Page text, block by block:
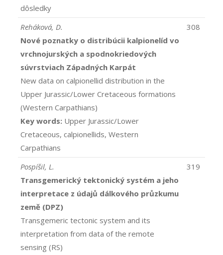
dôsledky
Reháková, D.
Nové poznatky o distribúcii kalpionelíd vo
vrchnojurských a spodnokriedových
súvrstviach Západných Karpát
New data on calpionellid distribution in the
Upper Jurassic/Lower Cretaceous formations
(Western Carpathians)
Key words:Upper Jurassic/Lower
Cretaceous, calpionellids, Western
Carpathians
308
Pospíšil, L.
Transgemerický tektonický systém a jeho
interpretace z údajů dálkového průzkumu
země (DPZ)
Transgemeric tectonic system and its
interpretation from data of the remote
sensing (RS)
319